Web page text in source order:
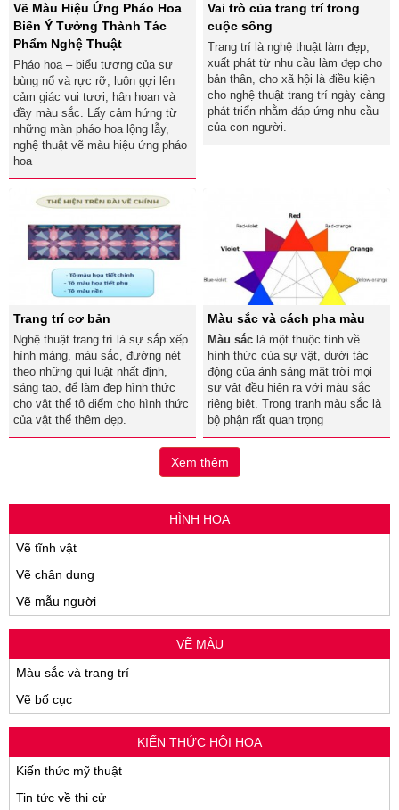
Vẽ Màu Hiệu Ứng Pháo Hoa
Biến Ý Tưởng Thành Tác
Phẩm Nghệ Thuật
Pháo hoa – biểu tượng của sự
bùng nổ và rực rỡ, luôn gợi lên
cảm giác vui tươi, hân hoan và
đầy màu sắc. Lấy cảm hứng từ
những màn pháo hoa lộng lẫy,
nghệ thuật vẽ màu hiệu ứng pháo
hoa
Vai trò của trang trí trong
cuộc sống
Trang trí là nghệ thuật làm đẹp,
xuất phát từ nhu cầu làm đẹp cho
bản thân, cho xã hội là điều kiện
cho nghệ thuật trang trí ngày càng
phát triển nhằm đáp ứng nhu cầu
của con người.
Trang trí cơ bản
Nghệ thuật trang trí là sự sắp xếp
hình mảng, màu sắc, đường nét
theo những qui luật nhất định,
sáng tạo, để làm đẹp hình thức
cho vật thể tô điểm cho hình thức
của vật thể thêm đẹp.
Màu sắc và cách pha màu
Màu sắc là một thuộc tính về
hình thức của sự vật, dưới tác
động của ánh sáng mặt trời mọi
sự vật đều hiện ra với màu sắc
riêng biệt. Trong tranh màu sắc là
bộ phận rất quan trọng
Xem thêm
HÌNH HỌA
Vẽ tĩnh vật
Vẽ chân dung
Vẽ mẫu người
VẼ MÀU
Màu sắc và trang trí
Vẽ bố cục
KIẾN THỨC HỘI HỌA
Kiến thức mỹ thuật
Tin tức về thi cử